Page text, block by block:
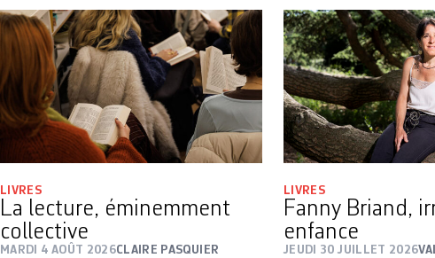
LIVRES
La lecture, éminemment
collective
MARDI 4 AOÛT 2026CLAIRE PASQUIER
LIVRES
Fanny Briand,
enfance
JEUDI 30 JUILLET 2026